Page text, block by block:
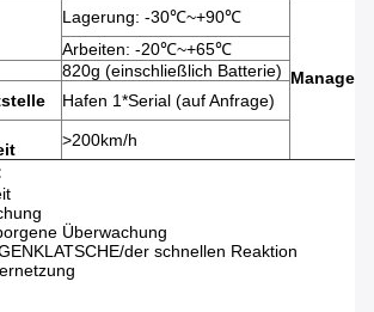
Lagerung: -30℃~+90℃
Arbeiten: -20℃~+65℃
820g (einschließlich Batterie)
Hafen 1*Serial (auf Anfrage)
>200km/h
Überwachung
der schnellen Reaktion